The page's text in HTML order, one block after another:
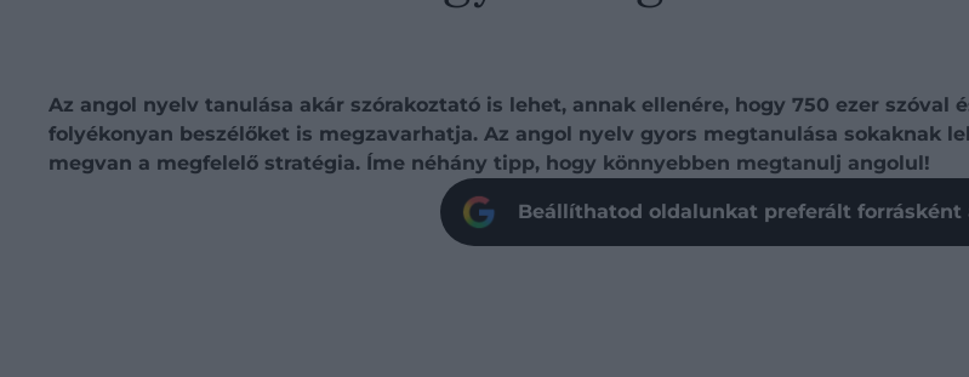
Az angol nyelv tanulása akár szórakoztató is lehet, annak ellenére, hogy 750 ezer
folyékonyan beszélőket is megzavarhatja. Az angol nyelv gyors megtanulása sokaknak
megvan a megfelelő stratégia. Íme néhány tipp, hogy könnyebben megtanulj angolul!
Beállíthatod oldalunkat preferált forrásként